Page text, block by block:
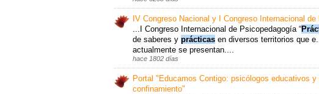
IV Congreso Nacional y I Congreso Internacional
...I Congreso Internacional de Psicopedagogía “
de saberes y prácticas en diversos territorios que
actualmente se presentan....
hace 1802 días
Portal "Educamos Contigo: psicólogos educativos
confinamiento"